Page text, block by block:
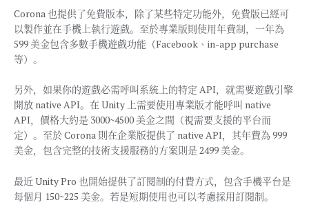
Corona 也提供了免費版本，除了某些特定功能外，免費版已經可
以製作並在手機上執行遊戲。至於專業版則使用年費制，一年為
599 美金包含多數手機遊戲功能（Facebook、in-app purchase
等）。
另外，如果你的遊戲必需呼叫系統上的特定 API，就需要遊戲引擎
開放 native API。在 Unity 上需要使用專業版才能呼叫 native
API，價格大約是 3000~4500 美金之間（視需要支援的平台而
定）。至於 Corona 則在企業版提供了 native API，其年費為 999
美金，包含完整的技術支援服務的方案則是 2499 美金。
最近 Unity Pro 也開始提供了訂閱制的付費方式，包含手機平台是
每個月 150~225 美金。若是短期使用也可以考慮採用訂閱制。